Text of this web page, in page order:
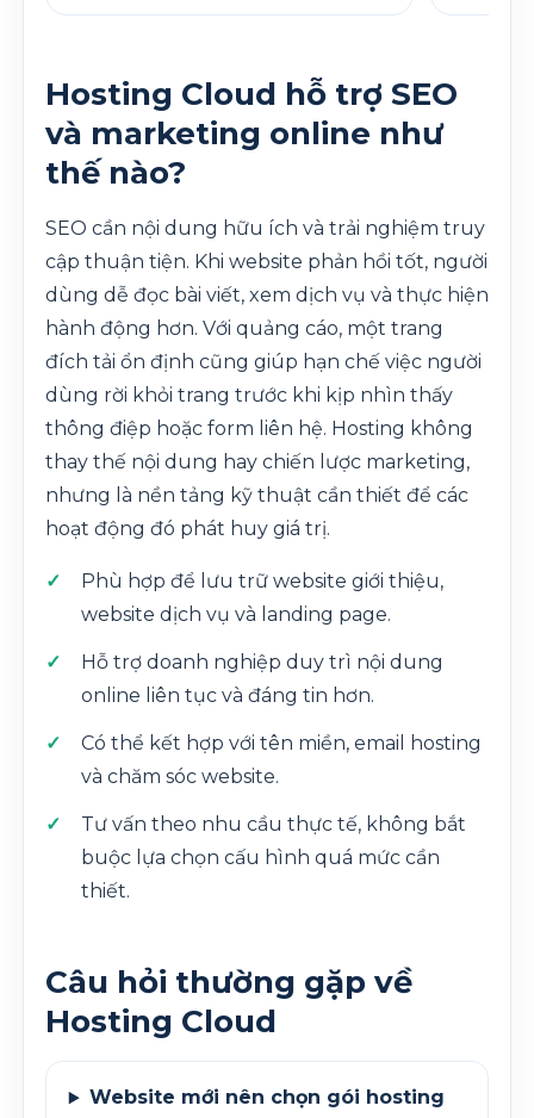
Hosting Cloud hỗ trợ SEO
và marketing online như
thế nào?
SEO cần nội dung hữu ích và trải nghiệm truy
cập thuận tiện. Khi website phản hồi tốt, người
dùng dễ đọc bài viết, xem dịch vụ và thực hiện
hành động hơn. Với quảng cáo, một trang
đích tải ổn định cũng giúp hạn chế việc người
dùng rời khỏi trang trước khi kịp nhìn thấy
thông điệp hoặc form liên hệ. Hosting không
thay thế nội dung hay chiến lược marketing,
nhưng là nền tảng kỹ thuật cần thiết để các
hoạt động đó phát huy giá trị.
Phù hợp để lưu trữ website giới thiệu,
website dịch vụ và landing page.
Hỗ trợ doanh nghiệp duy trì nội dung
online liên tục và đáng tin hơn.
Có thể kết hợp với tên miền, email hosting
và chăm sóc website.
Tư vấn theo nhu cầu thực tế, không bắt
buộc lựa chọn cấu hình quá mức cần
thiết.
Câu hỏi thường gặp về
Hosting Cloud
Website mới nên chọn gói hosting